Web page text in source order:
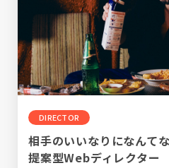
DIRECTOR
相手のいいなりになんて
提案型Webディレクター